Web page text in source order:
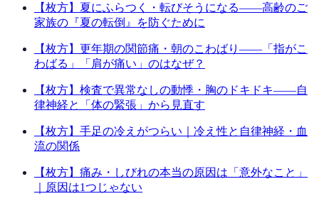
【枚方】夏にふらつく・転びそうになる——高齢のご
家族の『夏の転倒』を防ぐために
【枚方】更年期の関節痛・朝のこわばり——「指がこ
わばる」「肩が痛い」のはなぜ？
【枚方】検査で異常なしの動悸・胸のドキドキ——自
律神経と「体の緊張」から見直す
【枚方】手足の冷えがつらい｜冷え性と自律神経・血
流の関係
【枚方】痛み・しびれの本当の原因は「意外なこと」
｜原因は1つじゃない